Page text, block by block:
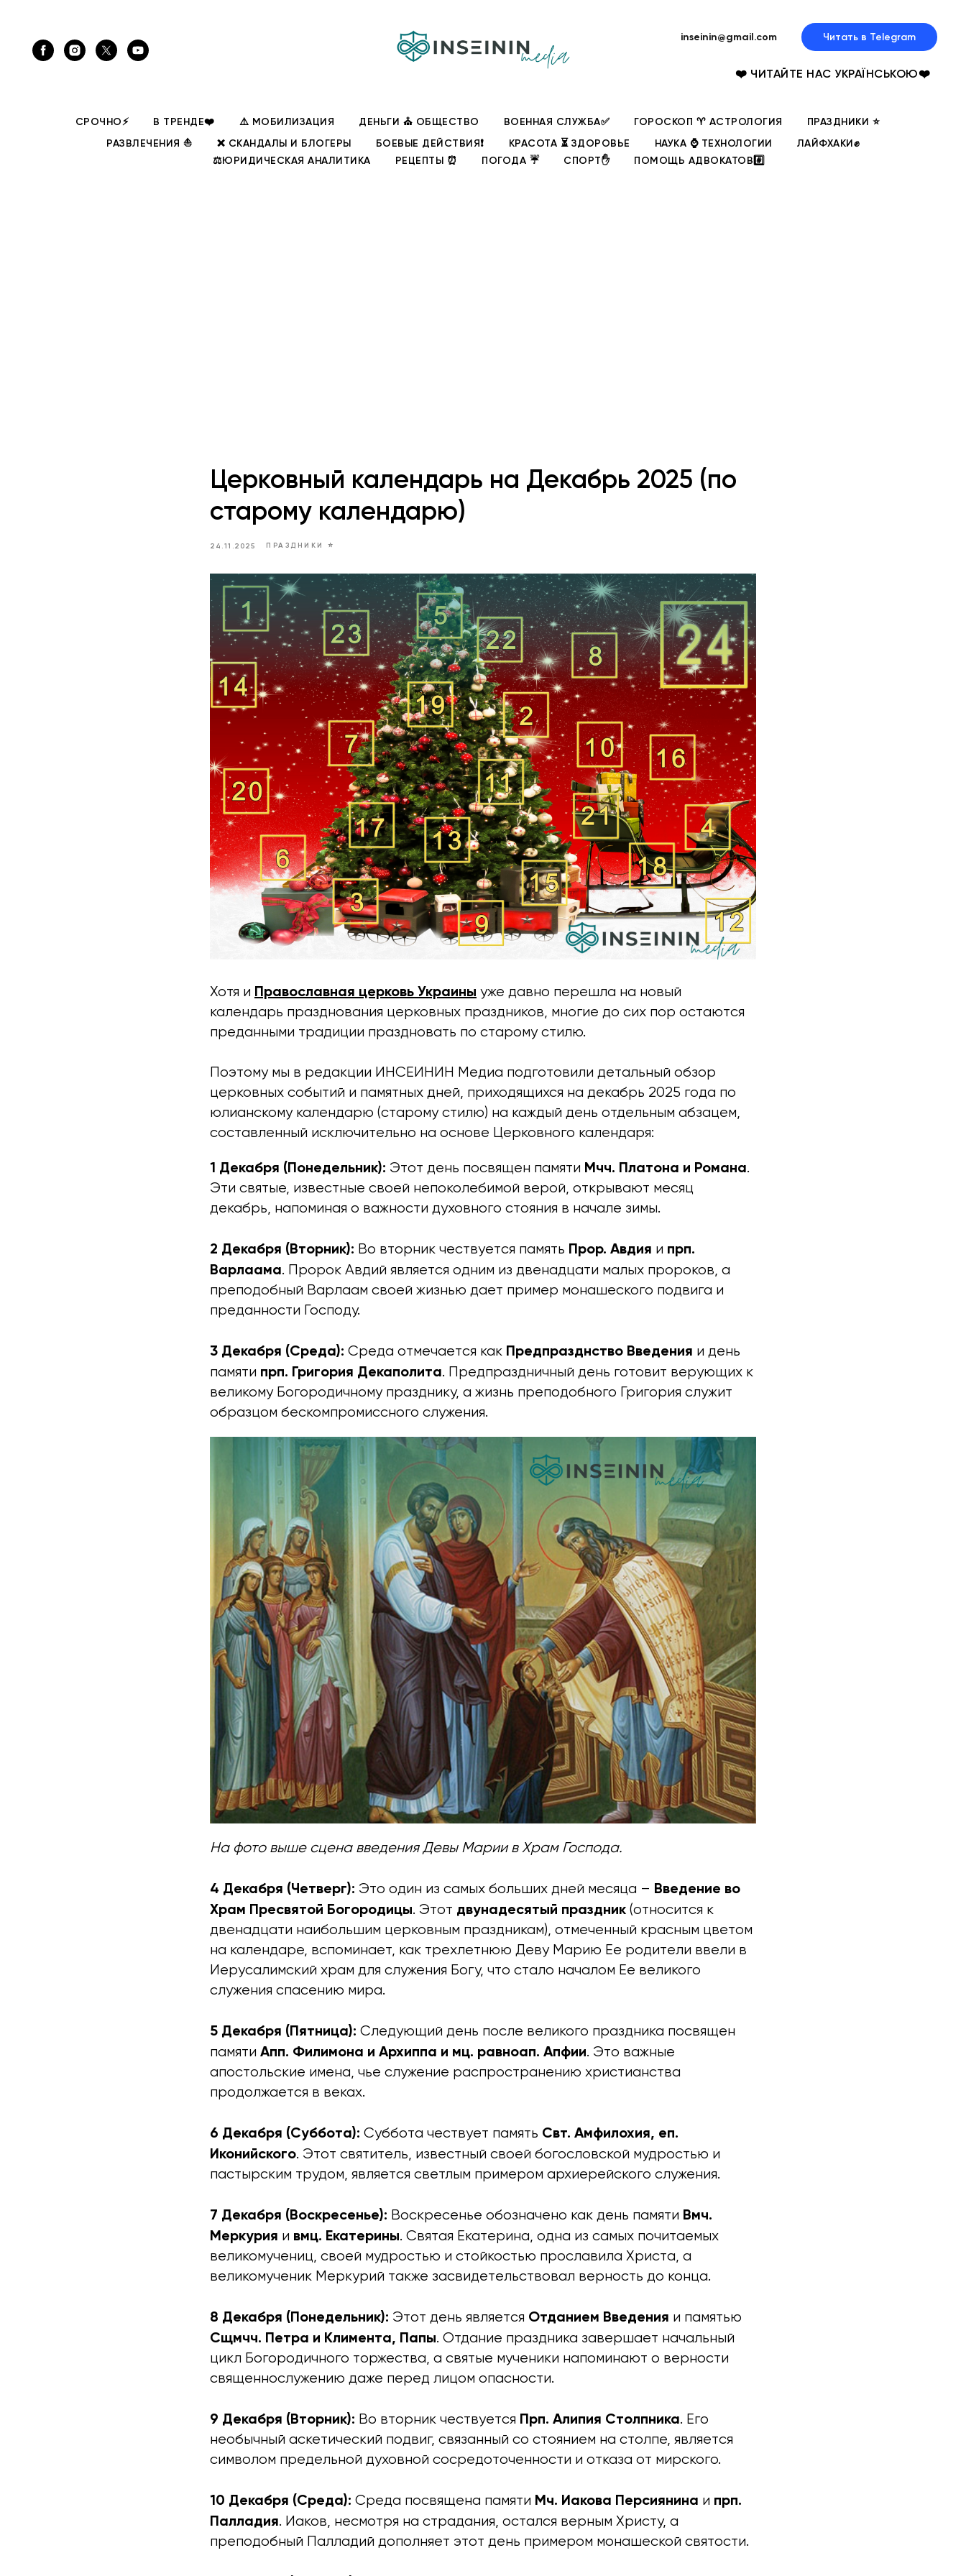
inseinin@gmail.com Читать в Telegram
❤️ ЧИТАЙТЕ НАС УКРАЇНСЬКОЮ❤️
СРОЧНО⚡ В ТРЕНДЕ❤️ ⚠️ МОБИЛИЗАЦИЯ ДЕНЬГИ ⛪ ОБЩЕСТВО ВОЕННАЯ СЛУЖБА✅ ГОРОСКОП ♈ АСТРОЛОГИЯ
ПРАЗДНИКИ ⭐
РАЗВЛЕЧЕНИЯ ⛵
❌ СКАНДАЛЫ И БЛОГЕРЫ БОЕВЫЕ ДЕЙСТВИЯ❗ КРАСОТА ⏳ ЗДОРОВЬЕ НАУКА ⌚ ТЕХНОЛОГИИ
ЛАЙФХАКИ✊
⚖️ЮРИДИЧЕСКАЯ АНАЛИТИКА
РЕЦЕПТЫ ⏰ ПОГОДА ☔ СПОРТ✋ ПОМОЩЬ АДВОКАТОВ#️⃣
Церковный календарь на Декабрь 2025 (по
старому календарю)
24.11.2025 ПРАЗДНИКИ ⭐
Хотя и Православная церковь Украины уже давно перешла на новый
календарь празднования церковных праздников, многие до сих пор остаются
преданными традиции праздновать по старому стилю.
Поэтому мы в редакции ИНСЕИНИН Медиа подготовили детальный обзор
церковных событий и памятных дней, приходящихся на декабрь 2025 года по
юлианскому календарю (старому стилю) на каждый день отдельным абзацем,
составленный исключительно на основе Церковного календаря:
1 Декабря (Понедельник): Этот день посвящен памяти Мчч. Платона и Романа.
Эти святые, известные своей непоколебимой верой, открывают месяц
декабрь, напоминая о важности духовного стояния в начале зимы.
2 Декабря (Вторник): Во вторник чествуется память Прор. Авдия и прп.
Варлаама. Пророк Авдий является одним из двенадцати малых пророков, а
преподобный Варлаам своей жизнью дает пример монашеского подвига и
преданности Господу.
3 Декабря (Среда): Среда отмечается как Предпразднство Введения и день
памяти прп. Григория Декаполита. Предпраздничный день готовит верующих к
великому Богородичному празднику, а жизнь преподобного Григория служит
образцом бескомпромиссного служения.
На фото выше сцена введения Девы Марии в Храм Господа.
4 Декабря (Четверг): Это один из самых больших дней месяца – Введение во
Храм Пресвятой Богородицы. Этот двунадесятый праздник (относится к
двенадцати наибольшим церковным праздникам), отмеченный красным цветом
на календаре, вспоминает, как трехлетнюю Деву Марию Ее родители ввели в
Иерусалимский храм для служения Богу, что стало началом Ее великого
служения спасению мира.
5 Декабря (Пятница): Следующий день после великого праздника посвящен
памяти Апп. Филимона и Архиппа и мц. равноап. Апфии. Это важные
апостольские имена, чье служение распространению христианства
продолжается в веках.
6 Декабря (Суббота): Суббота чествует память Свт. Амфилохия, еп.
Иконийского. Этот святитель, известный своей богословской мудростью и
пастырским трудом, является светлым примером архиерейского служения.
7 Декабря (Воскресенье): Воскресенье обозначено как день памяти Вмч.
Меркурия и вмц. Екатерины. Святая Екатерина, одна из самых почитаемых
великомучениц, своей мудростью и стойкостью прославила Христа, а
великомученик Меркурий также засвидетельствовал верность до конца.
8 Декабря (Понедельник): Этот день является Отданием Введения и памятью
Сщмчч. Петра и Климента, Папы. Отдание праздника завершает начальный
цикл Богородичного торжества, а святые мученики напоминают о верности
священнослужению даже перед лицом опасности.
9 Декабря (Вторник): Во вторник чествуется Прп. Алипия Столпника. Его
необычный аскетический подвиг, связанный со стоянием на столпе, является
символом предельной духовной сосредоточенности и отказа от мирского.
10 Декабря (Среда): Среда посвящена памяти Мч. Иакова Персиянина и прп.
Палладия. Иаков, несмотря на страдания, остался верным Христу, а
преподобный Палладий дополняет этот день примером монашеской святости.